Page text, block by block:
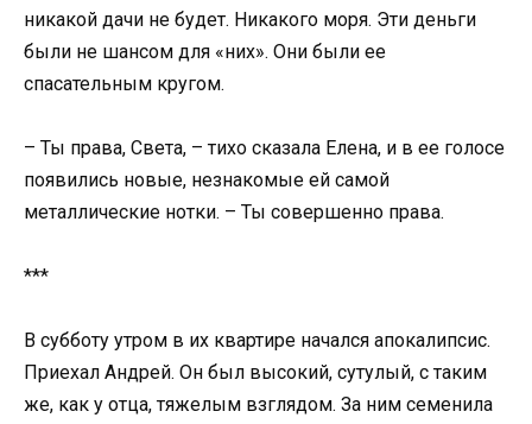
никакой дачи не будет. Никакого моря. Эти деньги
были не шансом для «них». Они были ее
спасательным кругом.
– Ты права, Света, – тихо сказала Елена, и в ее голосе
появились новые, незнакомые ей самой
металлические нотки. – Ты совершенно права.
***
В субботу утром в их квартире начался апокалипсис.
Приехал Андрей. Он был высокий, сутулый, с таким
же, как у отца, тяжелым взглядом. За ним семенила